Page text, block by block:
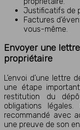
Justificatifs de
Factures
vous-même.
Envoyer une
propriétaire
L’envoi d’une lettre
une étape
restitution du
obligations
recommandé avec
une preuve de son